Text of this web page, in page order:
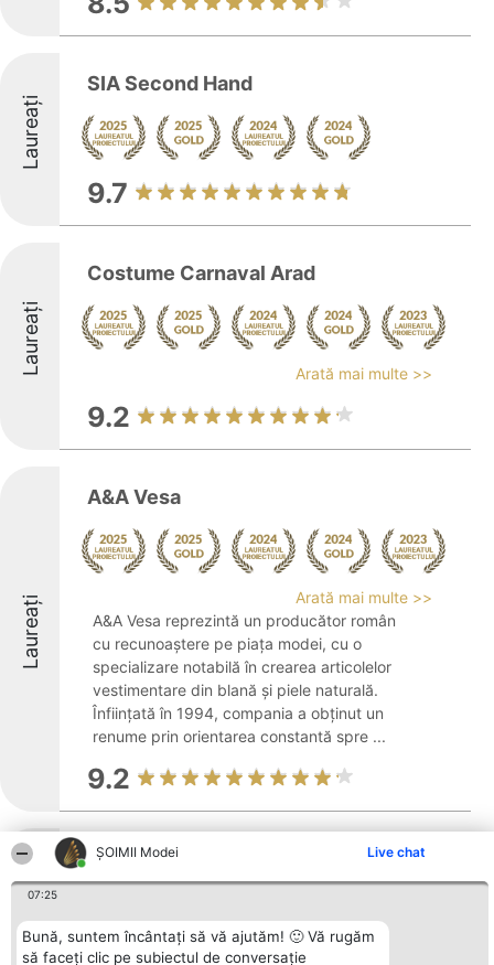
ȘOIMII Modei Live chat
07:25
Bună, suntem încântați să vă ajutăm! 🙂 Vă rugăm
să faceți clic pe subiectul de conversație
Laureați
SIA Second Hand
9.7
Laureați
Costume Carnaval Arad
Arată mai multe >>
9.2
Laureați
A&A Vesa
Arată mai multe >>
A&A Vesa reprezintă un producător român
cu recunoaștere pe piața modei, cu o
specializare notabilă în crearea articolelor
vestimentare din blană și piele naturală.
Înființată în 1994, compania a obținut un
renume prin orientarea constantă spre ...
9.2
Rochii Mireasa Sposa Toscana
Arată mai multe >>